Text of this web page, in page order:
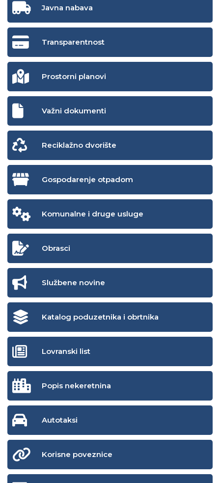
Javna nabava
Transparentnost
Prostorni planovi
Važni dokumenti
Reciklažno dvorište
Gospodarenje otpadom
Komunalne i druge usluge
Obrasci
Službene novine
Katalog poduzetnika i obrtnika
Lovranski list
Popis nekeretnina
Autotaksi
Korisne poveznice